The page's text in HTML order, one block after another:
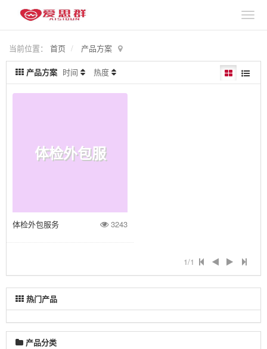
当前位置： 首页 产品方案
产品方案 时间 热度
体检外包服
务
体检外包服务 3243
1/1
热门产品
产品分类